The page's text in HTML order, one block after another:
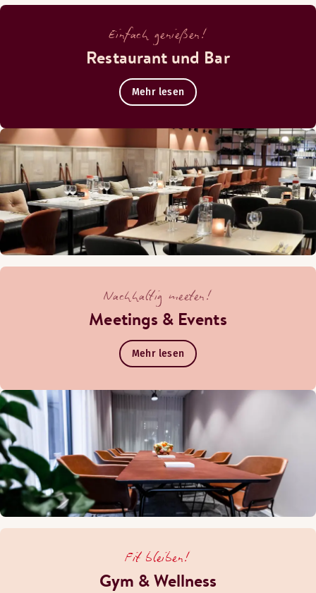
Einfach genießen!
Restaurant und Bar
Mehr lesen
Nachhaltig meeten!
Meetings & Events
Mehr lesen
Fit bleiben!
Gym & Wellness